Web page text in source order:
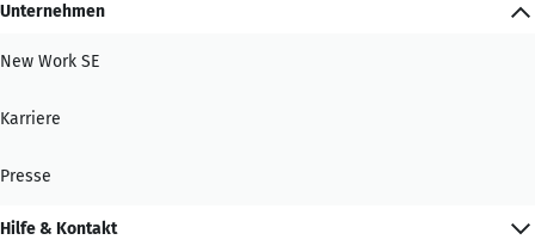
Unternehmen
New Work SE
Karriere
Presse
Hilfe & Kontakt